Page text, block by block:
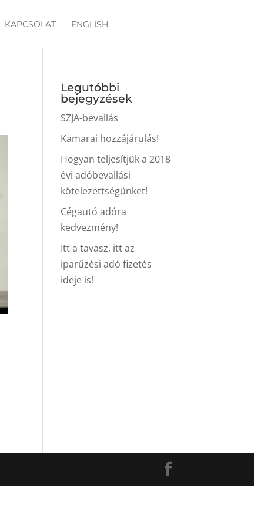
KAPCSOLAT ENGLISH
Legutóbbi
bejegyzések
SZJA-bevallás
Kamarai hozzájárulás!
Hogyan teljesítjük a 2018
évi adóbevallási
kötelezettségünket!
Cégautó adóra
kedvezmény!
Itt a tavasz, itt az
iparűzési adó fizetés
ideje is!